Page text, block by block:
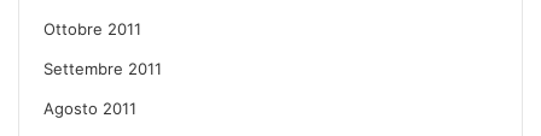
Ottobre 2011
Settembre 2011
Agosto 2011